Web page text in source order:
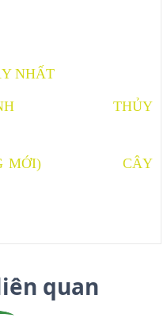
NHẤT
THỦY
MỚI)
CÂY
quan